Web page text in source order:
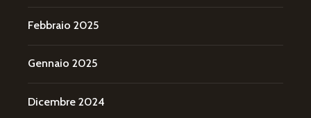
Febbraio 2025
Gennaio 2025
Dicembre 2024